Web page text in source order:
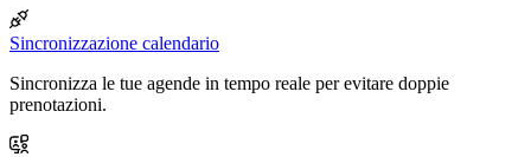
Sincronizzazione calendario
Sincronizza le tue agende in tempo reale per evitare doppie
prenotazioni.